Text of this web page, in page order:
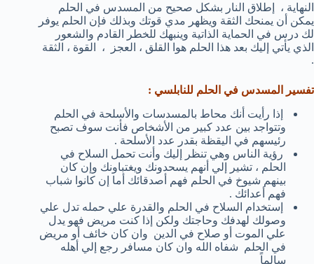
النهاية ، إطلاق النار بشكل صحيح من المسدس في الحلم
يمكن أن يمنحك الثقة ويظهر مدي قوتك وبذلك فإن الحلم يوفر
لك درس في الحماية الذاتية وينبهك للخطر القادم والشعور
الذي يأتي إليك بعد هذا الحلم هوا القلق ، العجز ، القوة ، الثقة
.
تفسير المسدس في الحلم للنابلسي :
إذا رأيت أنك محاط بالمسدسات والأسلحة في الحلم
وتتواجد بين عدد كبير من الأشخاص فأنت سوف تصبح
رئيسهم في اليقظة بقدر عدد الأسلحة .
رؤية الناس وهي تنظر إليك وأنت تحمل السلاح في
الحلم ، تشير إلي أنهم يسحدونك ويغتباونك وإن كان
بينهم شيوخ في الحلم فهم أصدقائك أما إن كانوا شباب
فهم أعدائك .
إستخدام السلاح في الحلم والقدرة علي حمله تدل علي
وصولك لهدفك وحاجتك ولكن إذا كنت مريض فهو يدل
علي الموت أو صلاح في الدين وان كان خائف أو مريض
في الحلم شفاه الله وان كان مسافر رجع إلي أهله
سالماً